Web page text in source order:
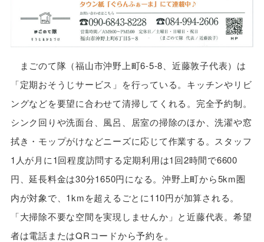
まごのて隊（福山市沖野上町6-5-8、近藤敦子代表）は
「定期おそうじサービス」を行っている。キッチンやリビ
ングなどを要望に合わせて清掃してくれる。完全予約制。
シンク回りや洗面台、風呂、居室の掃除のほか、洗濯や窓
拭き・モップがけなどニーズに応じて作業する。スタッフ
1人が月に1回程度訪問する定期利用は1回2時間で6600
円、延長料金は30分1650円になる。沖野上町から5km圏
内が対象で、1kmを超えるごとに110円が加算される。
「大掃除不要な空間を実現しませんか」と近藤代表。希望
者は電話またはQRコードから予約を。